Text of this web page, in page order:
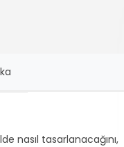
nasıl tasarlanacağını,